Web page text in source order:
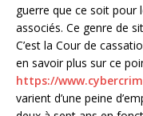
guerre que ce soit pour
associés. Ce genre de
C’est la Cour de
en savoir plus sur ce
https://
varient d’une peine